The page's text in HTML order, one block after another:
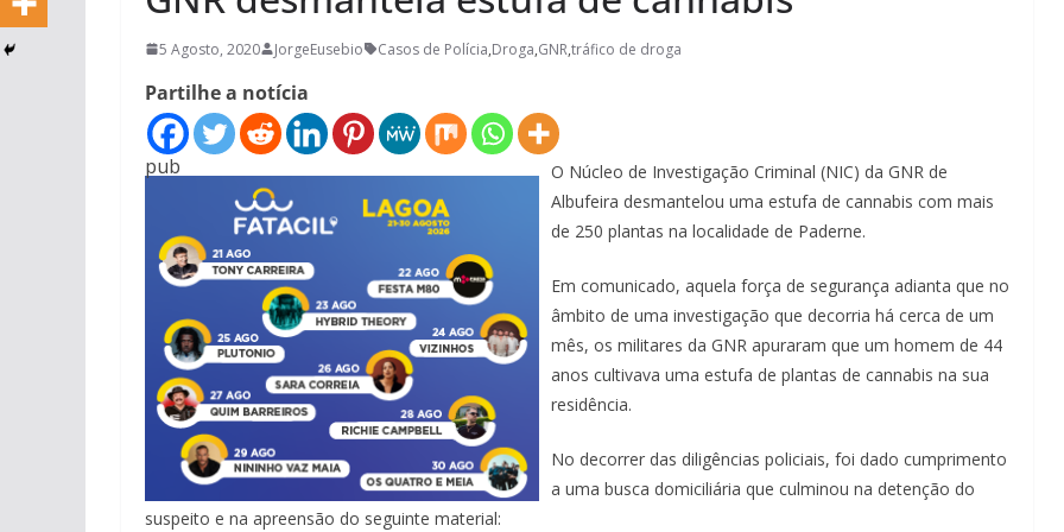
5 Agosto, 2020 JorgeEusebio Casos de Polícia,Droga,GNR,tráfico de droga
Partilhe a notícia
pub
O Núcleo de Investigação Criminal (NIC) da GNR de
Albufeira desmantelou uma estufa de cannabis com mais
de 250 plantas na localidade de Paderne.
Em comunicado, aquela força de segurança adianta que no
âmbito de uma investigação que decorria há cerca de um
mês, os militares da GNR apuraram que um homem de 44
anos cultivava uma estufa de plantas de cannabis na sua
residência.
No decorrer das diligências policiais, foi dado cumprimento
a uma busca domiciliária que culminou na detenção do
suspeito e na apreensão do seguinte material: